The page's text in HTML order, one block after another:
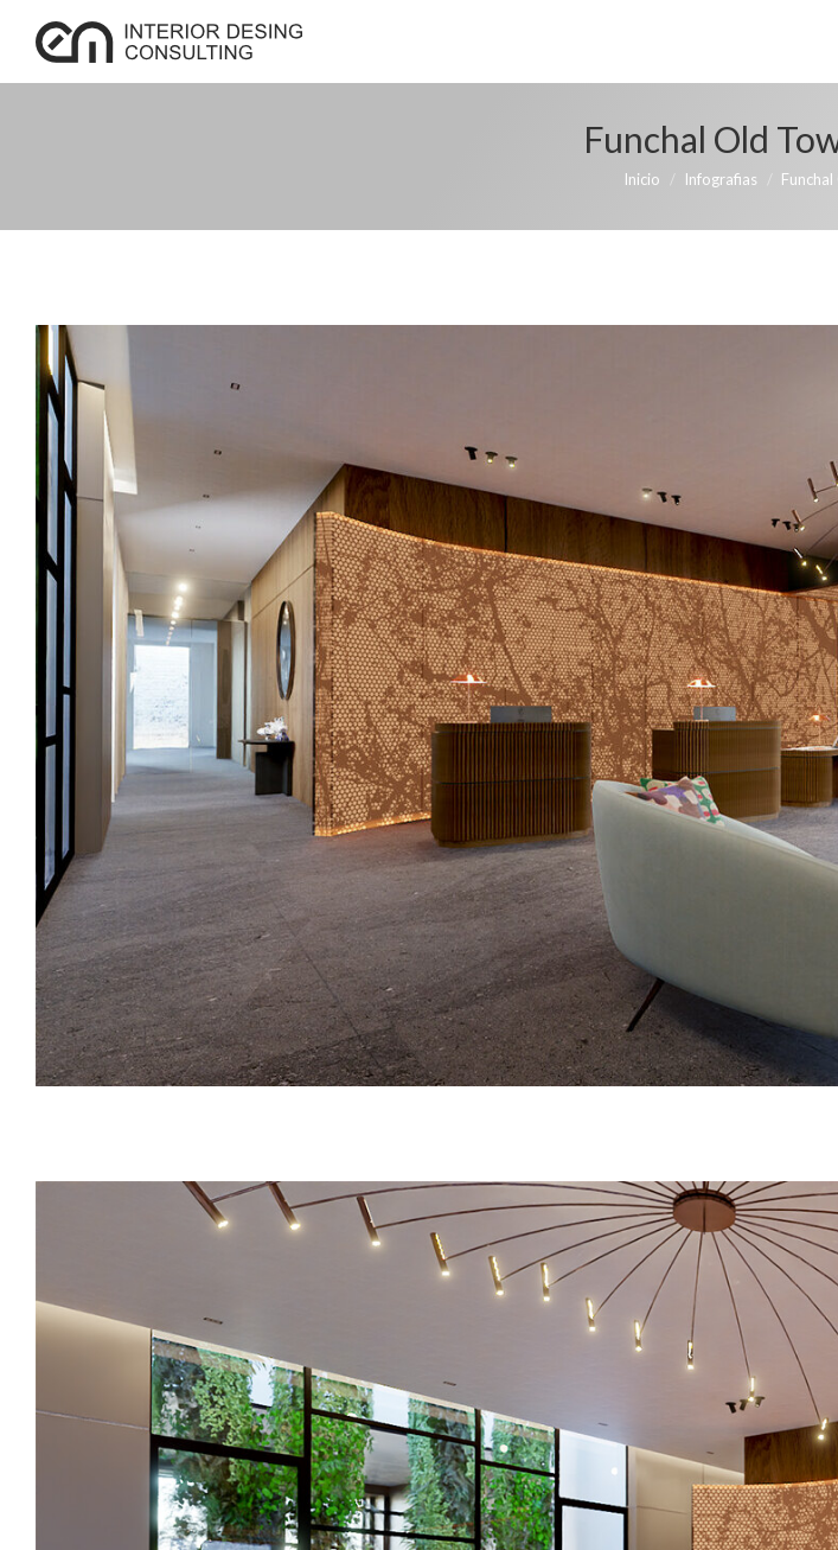
Funchal Old
Estás aquí:
Inicio Infografias